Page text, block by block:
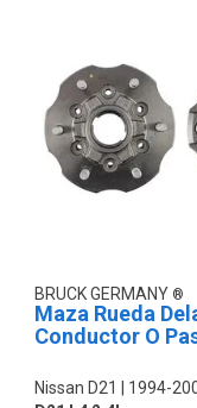
BRUCK GERMANY
Maza Rueda
Conductor O
Nissan D21
1994-